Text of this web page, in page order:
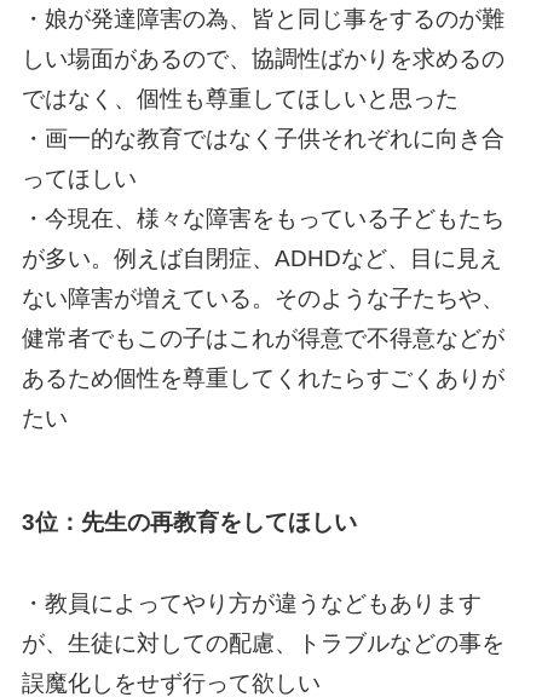
・娘が発達障害の為、皆と同じ事をするのが難
しい場面があるので、協調性ばかりを求めるの
ではなく、個性も尊重してほしいと思った
・画一的な教育ではなく子供それぞれに向き合
ってほしい
・今現在、様々な障害をもっている子どもたち
が多い。例えば自閉症、ADHDなど、目に見え
ない障害が増えている。そのような子たちや、
健常者でもこの子はこれが得意で不得意などが
あるため個性を尊重してくれたらすごくありが
たい
3位：先生の再教育をしてほしい
・教員によってやり方が違うなどもあります
が、生徒に対しての配慮、トラブルなどの事を
誤魔化しをせず行って欲しい